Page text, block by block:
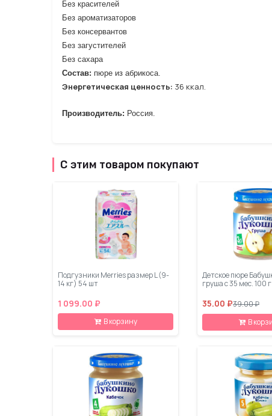
Без красителей
Без ароматизаторов
Без консервантов
Без загустителей
Без сахара
Состав: пюре из абрикоса.
Энергетическая ценность: 36 ккал.
Производитель: Россия.
С этим товаром покупают
Подгузники Merries размер L (9-
14 кг) 54 шт
1 099.00 ₽
В корзину
Детское пюре
груша с 35 мес. 100 г
35.00 ₽39.00 ₽
В